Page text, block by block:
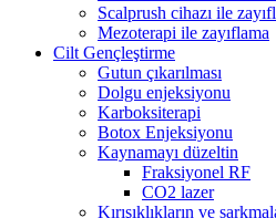
Scalprush cihazı ile
Mezoterapi ile zayıflama
Cilt Gençleştirme
Gutun çıkarılması
Dolgu enjeksiyonu
Karboksiterapi
Botox Enjeksiyonu
Kaynamayı düzeltin
Fraksiyonel RF
CO2 lazer
Kırışıklıkların ve